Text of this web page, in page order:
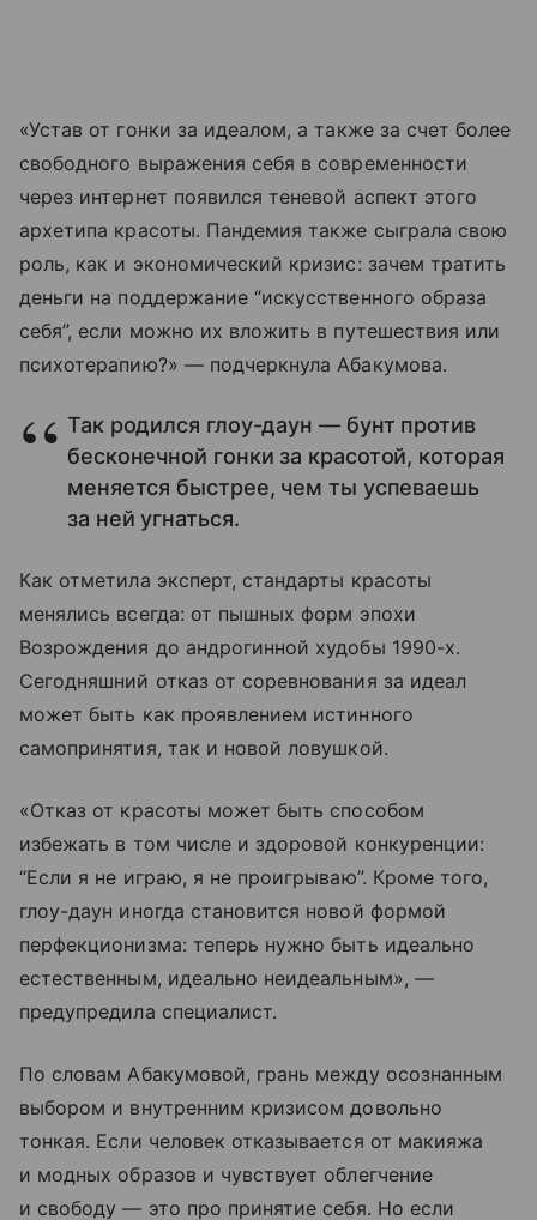
«Устав от гонки за идеалом, а также за счет более
свободного выражения себя в современности
через интернет появился теневой аспект этого
архетипа красоты. Пандемия также сыграла свою
роль, как и экономический кризис: зачем тратить
деньги на поддержание “искусственного образа
себя”, если можно их вложить в путешествия или
психотерапию?» — подчеркнула Абакумова.
Так родился глоу-даун — бунт против
бесконечной гонки за красотой, которая
меняется быстрее, чем ты успеваешь
за ней угнаться.
Как отметила эксперт, стандарты красоты
менялись всегда: от пышных форм эпохи
Возрождения до андрогинной худобы 1990-х.
Сегодняшний отказ от соревнования за идеал
может быть как проявлением истинного
самопринятия, так и новой ловушкой.
«Отказ от красоты может быть способом
избежать в том числе и здоровой конкуренции:
“Если я не играю, я не проигрываю”. Кроме того,
глоу-даун иногда становится новой формой
перфекционизма: теперь нужно быть идеально
естественным, идеально неидеальным», —
предупредила специалист.
По словам Абакумовой, грань между осознанным
выбором и внутренним кризисом довольно
тонкая. Если человек отказывается от макияжа
и модных образов и чувствует облегчение
и свободу — это про принятие себя. Но если